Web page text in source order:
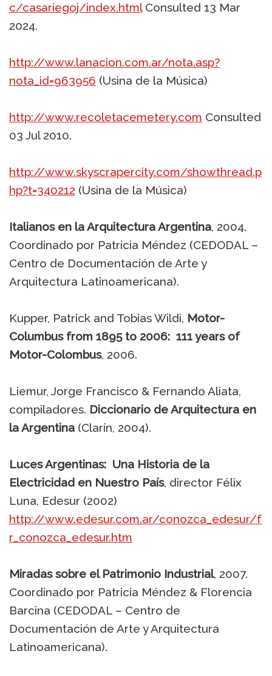
c/casariegoj/index.htmlConsulted 13 Mar
2024.
http://www.lanacion.com.ar/nota.asp?
nota_id=963956 (Usina de la Música)
http://www.recoletacemetery.com Consulted
03 Jul 2010.
http://www.skyscrapercity.com/showthread.p
hp?t=340212 (Usina de la Música)
Italianos en la Arquitectura Argentina, 2004.
Coordinado por Patricia Méndez (CEDODAL –
Centro de Documentación de Arte y
Arquitectura Latinoamericana).
Kupper, Patrick and Tobias Wildi, Motor-
Columbus from 1895 to 2006: 111 years of
Motor-Colombus, 2006.
Liemur, Jorge Francisco & Fernando Aliata,
compiladores. Diccionario de Arquitectura en
la Argentina (Clarín, 2004).
Luces Argentinas: Una Historia de la
Electricidad en Nuestro País, director Félix
Luna, Edesur (2002)
http://www.edesur.com.ar/conozca_edesur/f
r_conozca_edesur.htm
Miradas sobre el Patrimonio Industrial, 2007.
Coordinado por Patricia Méndez & Florencia
Barcina (CEDODAL – Centro de
Documentación de Arte y Arquitectura
Latinoamericana).